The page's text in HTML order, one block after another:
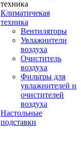
Климатичекая
техника
Вентиляторы
Увлажнители
воздуха
Очиститель
воздуха
Фильтры для
увлажнителей и
очистителей
воздуха
Настольные
подставки